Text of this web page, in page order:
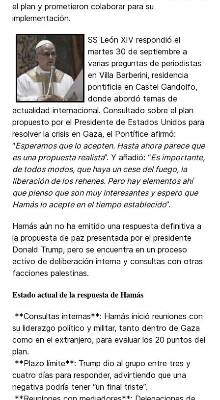
el plan y prometieron colaborar para su
implementación.
SS León XIV respondió el
martes 30 de septiembre a
varias preguntas de periodistas
en Villa Barberini, residencia
pontificia en Castel Gandolfo,
donde abordó temas de
actualidad internacional. Consultado sobre el plan
propuesto por el Presidente de Estados Unidos para
resolver la crisis en Gaza, el Pontífice afirmó:
“Esperamos que lo acepten. Hasta ahora parece que
es una propuesta realista”. Y añadió: “Es importante,
de todos modos, que haya un cese del fuego, la
liberación de los rehenes. Pero hay elementos ahí
que pienso que son muy interesantes y espero que
Hamás lo acepte en el tiempo establecido”.
Hamás aún no ha emitido una respuesta definitiva a
la propuesta de paz presentada por el presidente
Donald Trump, pero se encuentra en un proceso
activo de deliberación interna y consultas con otras
facciones palestinas.
Estado actual de la respuesta de Hamás
**Consultas internas**: Hamás inició reuniones con
su liderazgo político y militar, tanto dentro de Gaza
como en el extranjero, para evaluar los 20 puntos del
plan.
**Plazo límite**: Trump dio al grupo entre tres y
cuatro días para responder, advirtiendo que una
negativa podría tener “un final triste”.